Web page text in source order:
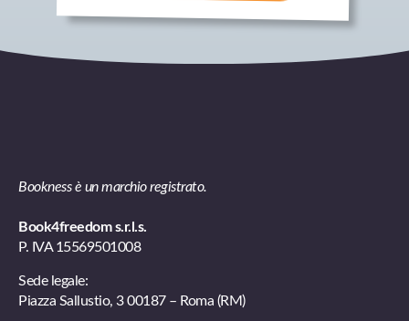
Bookness è un marchio registrato.
Book4freedom s.r.l.s.
P. IVA ​15569501008
Sede legale:
Piazza Sallustio, 3 00187 – Roma (RM)